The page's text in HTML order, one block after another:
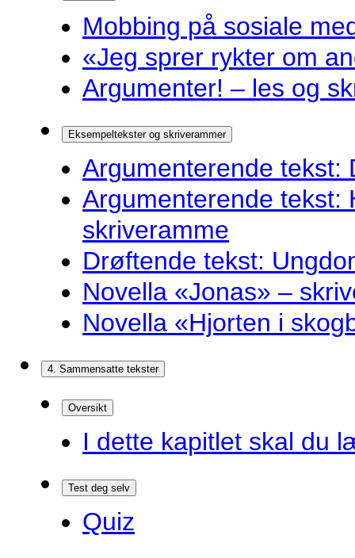
Mobbing på sosiale
«Jeg sprer rykter om
Argumenter! – les og
Eksempeltekster og skriverammer
Argumenterende tekst:
Argumenterende tekst:
skriveramme
Drøftende tekst:
Novella «Jonas» –
Novella «Hjorten i
4. Sammensatte tekster
Oversikt
I dette kapitlet skal du
Test deg selv
Quiz